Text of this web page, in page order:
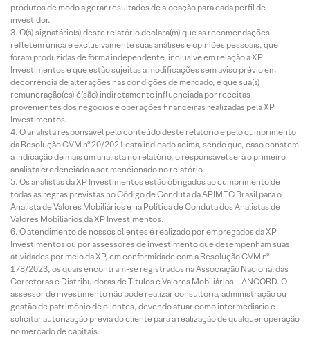
produtos de modo a gerar resultados de alocação para cada perfil de
investidor.
O(s) signatário(s) deste relatório declara(m) que as recomendações
refletem única e exclusivamente suas análises e opiniões pessoais, que
foram produzidas de forma independente, inclusive em relação à XP
Investimentos e que estão sujeitas a modificações sem aviso prévio em
decorrência de alterações nas condições de mercado, e que sua(s)
remuneração(es) é(são) indiretamente influenciada por receitas
provenientes dos negócios e operações financeiras realizadas pela XP
Investimentos.
O analista responsável pelo conteúdo deste relatório e pelo cumprimento
da Resolução CVM nº 20/2021 está indicado acima, sendo que, caso constem
a indicação de mais um analista no relatório, o responsável será o primeiro
analista credenciado a ser mencionado no relatório.
Os analistas da XP Investimentos estão obrigados ao cumprimento de
todas as regras previstas no Código de Conduta da APIMEC Brasil para o
Analista de Valores Mobiliários e na Política de Conduta dos Analistas de
Valores Mobiliários da XP Investimentos.
O atendimento de nossos clientes é realizado por empregados da XP
Investimentos ou por assessores de investimento que desempenham suas
atividades por meio da XP, em conformidade com a Resolução CVM nº
178/2023, os quais encontram-se registrados na Associação Nacional das
Corretoras e Distribuidoras de Títulos e Valores Mobiliários – ANCORD. O
assessor de investimento não pode realizar consultoria, administração ou
gestão de patrimônio de clientes, devendo atuar como intermediário e
solicitar autorização prévia do cliente para a realização de qualquer operação
no mercado de capitais.